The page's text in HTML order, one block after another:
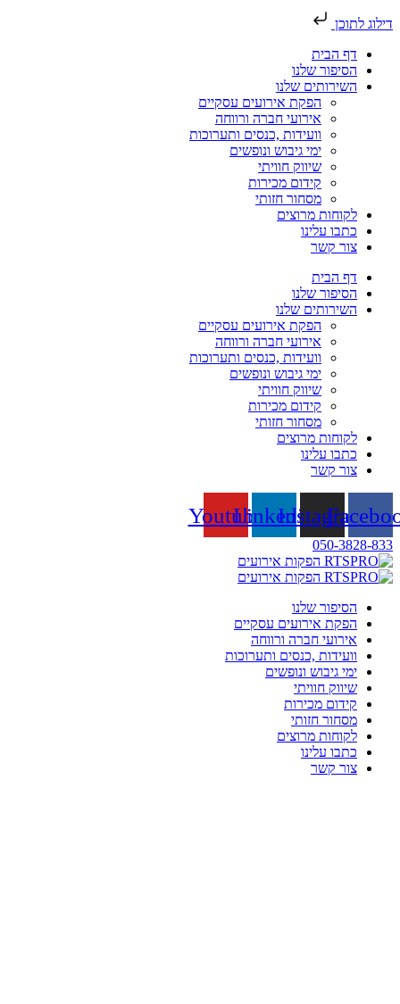
דילוג לתוכן
דף הבית
הסיפור שלנו
השירותים שלנו
הפקת אירועים עסקיים
אירועי חברה ורווחה
וועידות ,כנסים ותערוכות
ימי גיבוש ונופשים
שיווק חוויתי
קידום מכירות
מסחור חזותי
לקוחות מרוצים
כתבו עלינו
צור קשר
דף הבית
הסיפור שלנו
השירותים שלנו
הפקת אירועים עסקיים
אירועי חברה ורווחה
וועידות ,כנסים ותערוכות
ימי גיבוש ונופשים
שיווק חוויתי
קידום מכירות
מסחור חזותי
לקוחות מרוצים
כתבו עלינו
צור קשר
Instagram
Linkedin
Youtube
050-3828-833
הסיפור שלנו
הפקת אירועים עסקיים
אירועי חברה ורווחה
וועידות ,כנסים ותערוכות
ימי גיבוש ונופשים
שיווק חוויתי
קידום מכירות
מסחור חזותי
לקוחות מרוצים
כתבו עלינו
צור קשר